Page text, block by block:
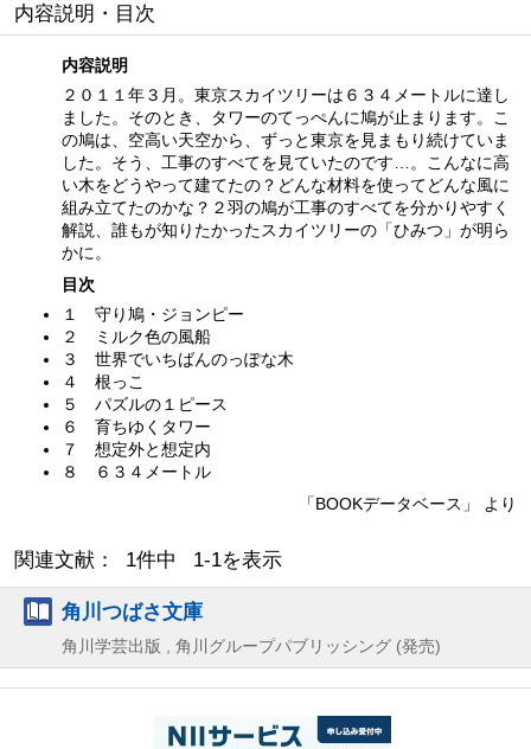
内容説明・目次
内容説明
２０１１年３月。東京スカイツリーは６３４メートルに達し
ました。そのとき、タワーのてっぺんに鳩が止まります。こ
の鳩は、空高い天空から、ずっと東京を見まもり続けていま
した。そう、工事のすべてを見ていたのです…。こんなに高
い木をどうやって建てたの？どんな材料を使ってどんな風に
組み立てたのかな？２羽の鳩が工事のすべてを分かりやすく
解説、誰もが知りたかったスカイツリーの「ひみつ」が明ら
かに。
目次
１ 守り鳩・ジョンピー
２ ミルク色の風船
３ 世界でいちばんのっぽな木
４ 根っこ
５ パズルの１ピース
６ 育ちゆくタワー
７ 想定外と想定内
８ ６３４メートル
「BOOKデータベース」 より
関連文献： 1件中 1-1を表示
角川つばさ文庫
角川学芸出版 , 角川グループパブリッシング (発売)